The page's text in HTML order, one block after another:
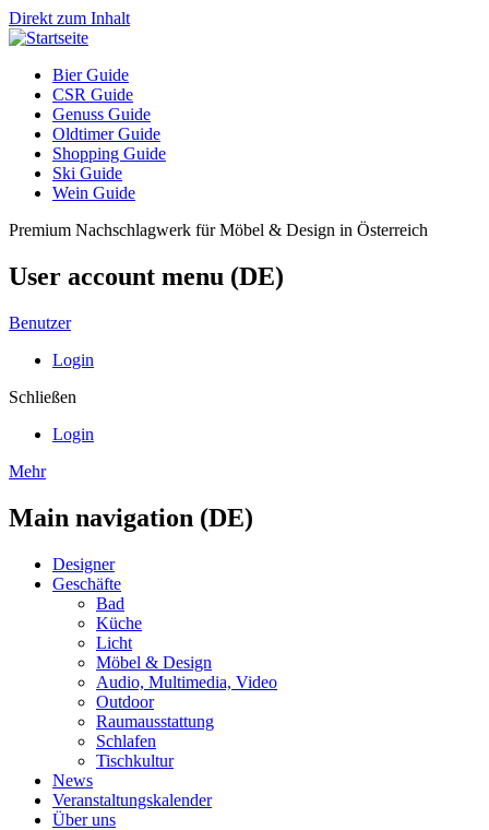
Direkt zum Inhalt
Bier Guide
CSR Guide
Genuss Guide
Oldtimer Guide
Shopping Guide
Ski Guide
Wein Guide
Premium Nachschlagwerk für Möbel & Design in Österreich
User account menu (DE)
Benutzer
Login
Schließen
Login
Mehr
Main navigation (DE)
Designer
Geschäfte
Bad
Küche
Licht
Möbel & Design
Audio, Multimedia, Video
Outdoor
Raumausstattung
Schlafen
Tischkultur
News
Veranstaltungskalender
Über uns